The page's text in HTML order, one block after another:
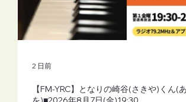
【FM-YRC】となりの崎谷(さきや)くん(
2 日前